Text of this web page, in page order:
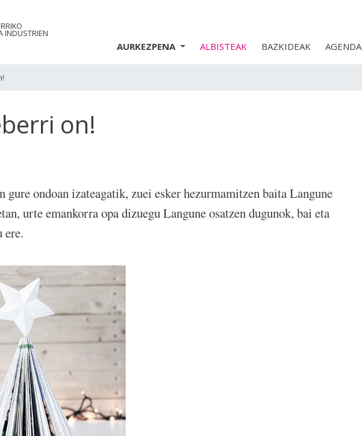
INDUSTRIEN
AURKEZPENA ALBISTEAK BAZKIDEAK AGENDA
on!
gure ondoan izateagatik, zuei esker hezurmamitzen baita Langune
urte emankorra opa dizuegu Langune osatzen dugunok, bai eta
ere.